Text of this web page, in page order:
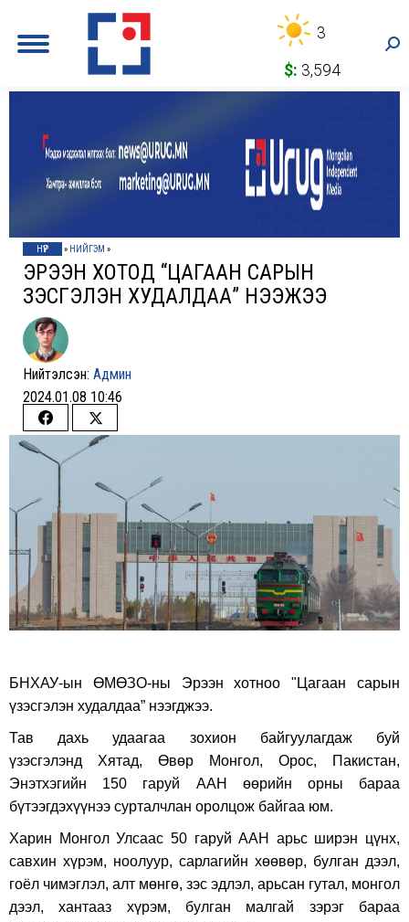
3
$: 3,594
НҮҮР » НИЙГЭМ »
ЭРЭЭН ХОТОД “ЦАГААН САРЫН
ҮЗЭСГЭЛЭН ХУДАЛДАА” НЭЭЖЭЭ
Нийтэлсэн: Админ
2024.01.08 10:46
Share
on
Facebook
Share
Twitter
БНХАУ-ын ӨМӨЗО-ны Эрээн хотноо "Цагаан сарын
үзэсгэлэн худалдаа” нээгджээ.
Тав дахь удаагаа зохион байгуулагдаж буй
үзэсгэлэнд Хятад, Өвөр Монгол, Орос, Пакистан,
Энэтхэгийн 150 гаруй ААН өөрийн орны бараа
бүтээгдэхүүнээ сурталчлан оролцож байгаа юм.
Харин Монгол Улсаас 50 гаруй ААН арьс ширэн цүнх,
савхин хүрэм, ноолуур, сарлагийн хөөвөр, булган дээл,
гоёл чимэглэл, алт мөнгө, зэс эдлэл, арьсан гутал, монгол
дээл, хантааз хүрэм, булган малгай зэрэг бараа